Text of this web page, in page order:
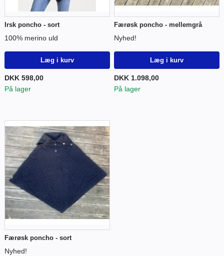
Irsk poncho - sort
100% merino uld
Læg i kurv
DKK 598,00
På lager
Færøsk poncho - mellemgrå
Nyhed!
Læg i kurv
DKK 1.098,00
På lager
Færøsk poncho - sort
Nyhed!